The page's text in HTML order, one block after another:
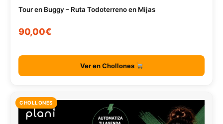
Tour en Buggy – Ruta Todoterreno en Mijas
90,00€
Ver en Chollones
CHOLLONES